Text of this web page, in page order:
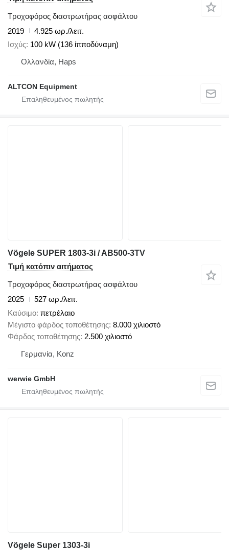
Τροχοφόρος διαστρωτήρας ασφάλτου
2019
4.925 ωρ./λειτ.
Ισχύς 100 kW (136 ίπποδύναμη)
Ολλανδία, Haps
ALTCON Equipment
Vögele SUPER 1803-3i / AB500-3TV
Τιμή κατόπιν αιτήματος
Τροχοφόρος διαστρωτήρας ασφάλτου
2025
527 ωρ./λειτ.
Καύσιμο πετρέλαιο
Μέγιστο φάρδος τοποθέτησης 8.000 χιλιοστό
Φάρδος τοποθέτησης 2.500 χιλιοστό
Γερμανία, Konz
werwie GmbH
Vögele Super 1303-3i